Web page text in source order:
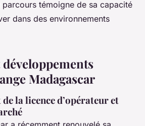
parcours témoigne de sa capacité
dans des environnements
Madagascar
la licence d’opérateur et